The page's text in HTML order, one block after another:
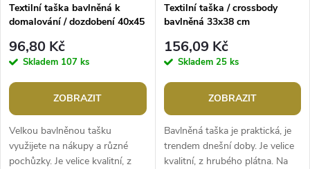
Textilní taška bavlněná k
domalování / dozdobení 40x45
96,80 Kč
Skladem 107 ks
ZOBRAZIT
Velkou bavlněnou tašku
využijete na nákupy a různé
pochůzky. Je velice kvalitní, z
Textilní taška / crossbody
bavlněná 33x38 cm
156,09 Kč
Skladem 25 ks
ZOBRAZIT
Bavlněná taška je praktická, je
trendem dnešní doby. Je velice
kvalitní, z hrubého plátna. Na